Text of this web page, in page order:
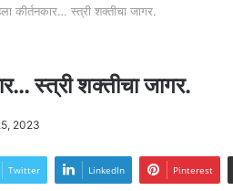
कीर्तनकार… स्त्री शक्तीचा जागर.
स्त्री शक्तीचा जागर.
2023
Twitter LinkedIn Pinterest